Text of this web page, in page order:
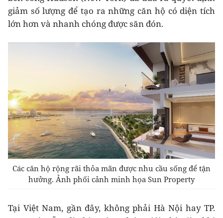
giảm số lượng để tạo ra những căn hộ có diện tích
lớn hơn và nhanh chóng được săn đón.
Các căn hộ rộng rãi thỏa mãn được nhu cầu sống để tận
hưởng. Ảnh phối cảnh minh họa Sun Property
Tại Việt Nam, gần đây, không phải Hà Nội hay TP.